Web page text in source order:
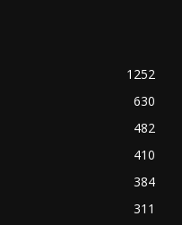
1252
630
482
410
384
311